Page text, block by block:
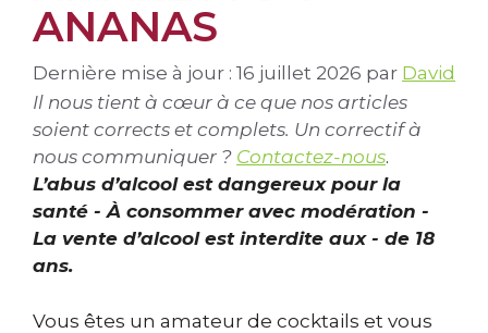
ANANAS
Dernière mise à jour : 16 juillet 2026 par David
Il nous tient à cœur à ce que nos articles
soient corrects et complets. Un correctif à
nous communiquer ? Contactez-nous.
L’abus d’alcool est dangereux pour la
santé - À consommer avec modération -
La vente d’alcool est interdite aux - de 18
ans.
Vous êtes un amateur de cocktails et vous